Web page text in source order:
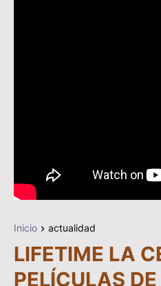
Inicio actualidad
LIFETIME LA
PELÍCULAS